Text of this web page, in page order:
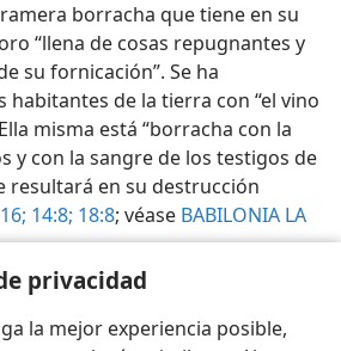
privacidad
la mejor experiencia posible,
borracha que tiene en su
“llena de cosas repugnantes y
su fornicación”. Se ha
habitantes de la tierra con “el vino
misma está “borracha con la
y con la sangre de los testigos de
resultará en su destrucción
16; 14:8; 18:8; véase BABILONIA LA